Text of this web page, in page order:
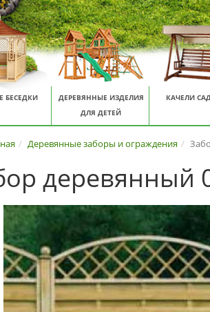
БЕСЕДКИ
ДЕРЕВЯННЫЕ ИЗДЕЛИЯ
ДЛЯ ДЕТЕЙ
КАЧЕЛИ
Деревянные заборы и ограждения
деревянный